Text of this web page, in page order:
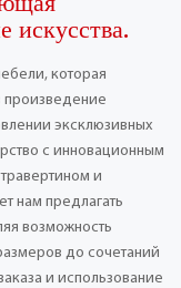
искусства.
которая
произведение
эксклюзивных
с инновационным
и
нам предлагать
возможность
до сочетаний
и использование